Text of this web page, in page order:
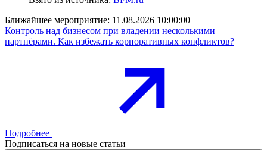
Ближайшее мероприятие: 11.08.2026 10:00:00
Контроль над бизнесом при владении несколькими
партнёрами. Как избежать корпоративных конфликтов?
Подробнее
Подписаться на новые статьи